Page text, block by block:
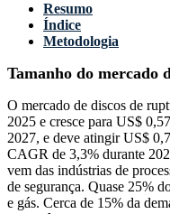
Resumo
Índice
Metodologia
Tamanho do mercado
O mercado de discos de
2025 e cresce para US$
2027, e deve atingir US$
CAGR de 3,3% durante
vem das indústrias de
de segurança. Quase 25%
e gás. Cerca de 15% da